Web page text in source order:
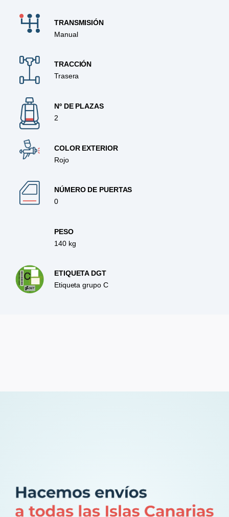
TRANSMISIÓN
Manual
TRACCIÓN
Trasera
Nº DE PLAZAS
2
COLOR EXTERIOR
Rojo
NÚMERO DE PUERTAS
0
PESO
140 kg
ETIQUETA DGT
Etiqueta grupo C